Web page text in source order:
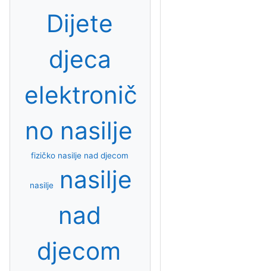
Dijete
djeca
elektronič
no nasilje
fizičko nasilje nad djecom
nasilje
nasilje
nad
djecom